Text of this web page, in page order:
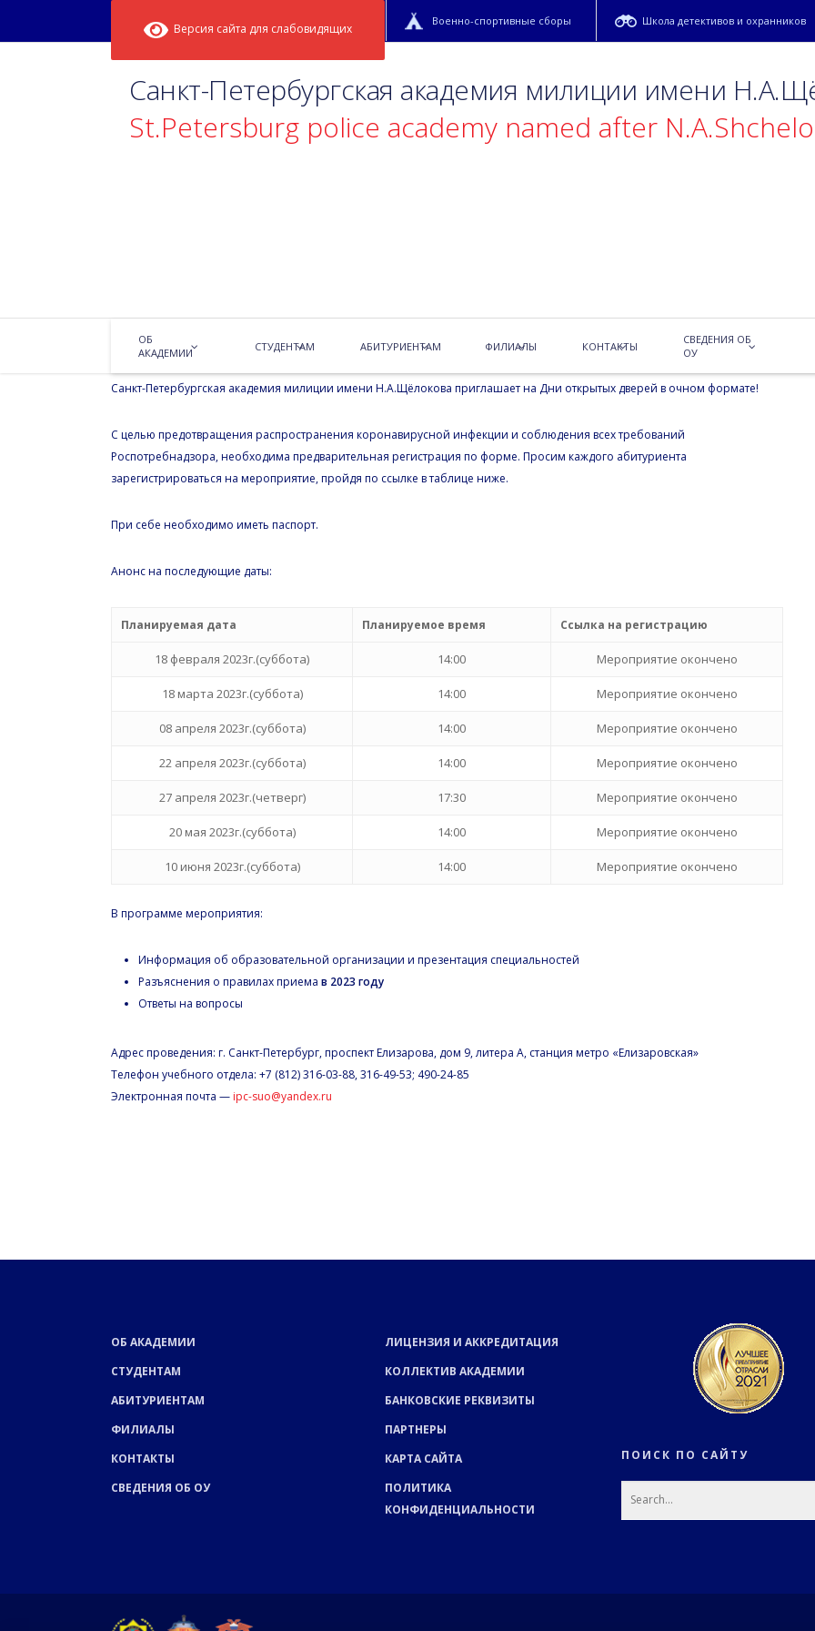
Версия сайта для слабовидящих
Военно-спортивные сборы Школа детективов и охранников
Санкт-Петербургская академия милиции имени
St.Petersburg police academy named after
ОБ
АКАДЕМИИ
СТУДЕНТАМ АБИТУРИЕНТАМ ФИЛИАЛЫ КОНТАКТЫ
СВЕДЕНИЯ ОБ
ОУ
Уважаемые будущие абитуриенты и их родители!
Санкт-Петербургская академия милиции имени Н.А.Щёлокова приглашает на Дни открытых дверей в очном формате!
С целью предотвращения распространения коронавирусной инфекции и соблюдения всех требований
Роспотребнадзора, необходима предварительная регистрация по форме. Просим каждого абитуриента
зарегистрироваться на мероприятие, пройдя по ссылке в таблице ниже.
При себе необходимо иметь паспорт.
Анонс на последующие даты:
Планируемая дата Планируемое время Ссылка на регистрацию
18 февраля 2023г.(суббота) 14:00 Мероприятие окончено
18 марта 2023г.(суббота) 14:00 Мероприятие окончено
08 апреля 2023г.(суббота) 14:00 Мероприятие окончено
22 апреля 2023г.(суббота) 14:00 Мероприятие окончено
27 апреля 2023г.(четверг) 17:30 Мероприятие окончено
20 мая 2023г.(суббота) 14:00 Мероприятие окончено
10 июня 2023г.(суббота) 14:00 Мероприятие окончено
В программе мероприятия:
Информация об образовательной организации и презентация специальностей
Разъяснения о правилах приемав 2023 году
Ответы на вопросы
Адрес проведения: г. Санкт-Петербург, проспект Елизарова, дом 9, литера А, станция метро «Елизаровская»
Телефон учебного отдела: +7 (812) 316-03-88, 316-49-53; 490-24-85
Электронная почта — ipc-suo@yandex.ru
ОБ АКАДЕМИИ
СТУДЕНТАМ
АБИТУРИЕНТАМ
ФИЛИАЛЫ
КОНТАКТЫ
СВЕДЕНИЯ ОБ ОУ
ЛИЦЕНЗИЯ И АККРЕДИТАЦИЯ
КОЛЛЕКТИВ АКАДЕМИИ
БАНКОВСКИЕ РЕКВИЗИТЫ
ПАРТНЕРЫ
КАРТА САЙТА
ПОЛИТИКА
КОНФИДЕНЦИАЛЬНОСТИ
ПОИСК ПО САЙТУ